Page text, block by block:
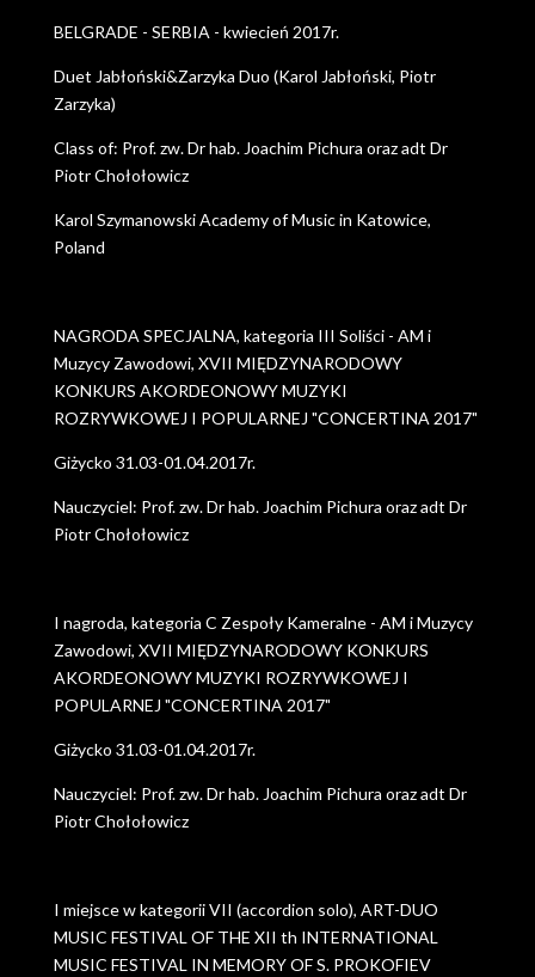
BELGRADE - SERBIA - kwiecień 2017r.
Duet Jabłoński&Zarzyka Duo (Karol Jabłoński, Piotr
Zarzyka)
Class of: Prof. zw. Dr hab. Joachim Pichura oraz adt Dr
Piotr Chołołowicz
Karol Szymanowski Academy of Music in Katowice,
Poland
NAGRODA SPECJALNA, kategoria III Soliści - AM i
Muzycy Zawodowi, XVII MIĘDZYNARODOWY
KONKURS AKORDEONOWY MUZYKI
ROZRYWKOWEJ I POPULARNEJ "CONCERTINA 2017"
Giżycko 31.03-01.04.2017r.
Nauczyciel: Prof. zw. Dr hab. Joachim Pichura oraz adt Dr
Piotr Chołołowicz
I nagroda, kategoria C Zespoły Kameralne - AM i Muzycy
Zawodowi, XVII MIĘDZYNARODOWY KONKURS
AKORDEONOWY MUZYKI ROZRYWKOWEJ I
POPULARNEJ "CONCERTINA 2017"
Giżycko 31.03-01.04.2017r.
Nauczyciel: Prof. zw. Dr hab. Joachim Pichura oraz adt Dr
Piotr Chołołowicz
I miejsce w kategorii VII (accordion solo), ART-DUO
MUSIC FESTIVAL OF THE XII th INTERNATIONAL
MUSIC FESTIVAL IN MEMORY OF S. PROKOFIEV